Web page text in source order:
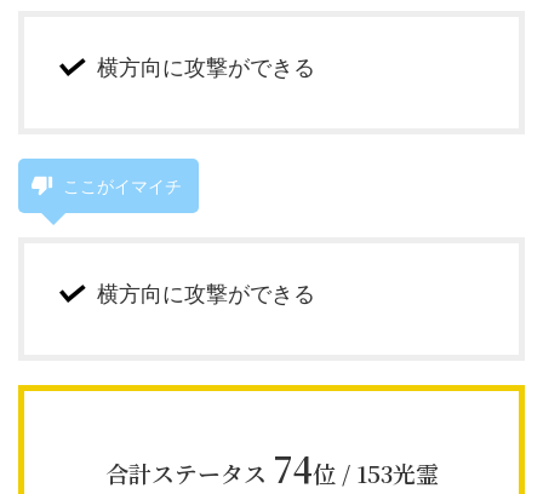
横方向に攻撃ができる
ここがイマイチ
横方向に攻撃ができる
合計ステータス 74位 / 153光霊